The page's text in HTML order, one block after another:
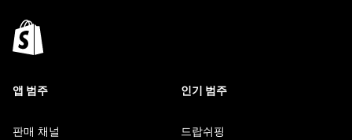
앱 범주
판매 채널
인기 범주
드랍쉬핑